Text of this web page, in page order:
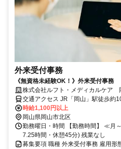
外来受付事務
《無資格未経験OK！》外来受付事務
株式会社ルフト・メディカルケア
交通アクセス JR「岡山」駅徒歩約10分 岡山県総合グラウンド
病院です
時給1,100円以上
岡山県岡山市北区
勤務曜日・時間 【勤務時間】 ≪月
7.25時間・休憩45分) 残業なし
募集要項 職種 外来受付事務 雇用形